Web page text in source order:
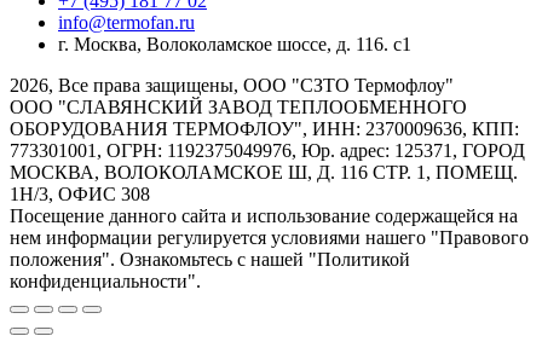
info@termofan.ru
г. Москва, Волоколамское шоссе, д. 116. с1
2026, Все права защищены, ООО "СЗТО Термофлоу"
ООО "СЛАВЯНСКИЙ ЗАВОД ТЕПЛООБМЕННОГО
ОБОРУДОВАНИЯ ТЕРМОФЛОУ", ИНН: 2370009636, КПП:
773301001, ОГРН: 1192375049976, Юр. адрес: 125371, ГОРОД
МОСКВА, ВОЛОКОЛАМСКОЕ Ш, Д. 116 СТР. 1, ПОМЕЩ.
1Н/3, ОФИС 308
Посещение данного сайта и использование содержащейся на
нем информации регулируется условиями нашего "Правового
положения". Ознакомьтесь с нашей "Политикой
конфиденциальности".